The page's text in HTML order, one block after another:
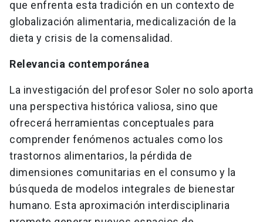
que enfrenta esta tradición en un contexto de
globalización alimentaria, medicalización de la
dieta y crisis de la comensalidad.
Relevancia contemporánea
La investigación del profesor Soler no solo aporta
una perspectiva histórica valiosa, sino que
ofrecerá herramientas conceptuales para
comprender fenómenos actuales como los
trastornos alimentarios, la pérdida de
dimensiones comunitarias en el consumo y la
búsqueda de modelos integrales de bienestar
humano. Esta aproximación interdisciplinaria